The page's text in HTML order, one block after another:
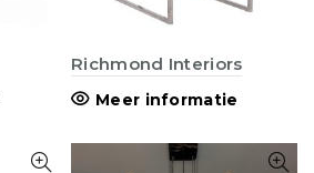
Richmond Interiors
Meer informatie